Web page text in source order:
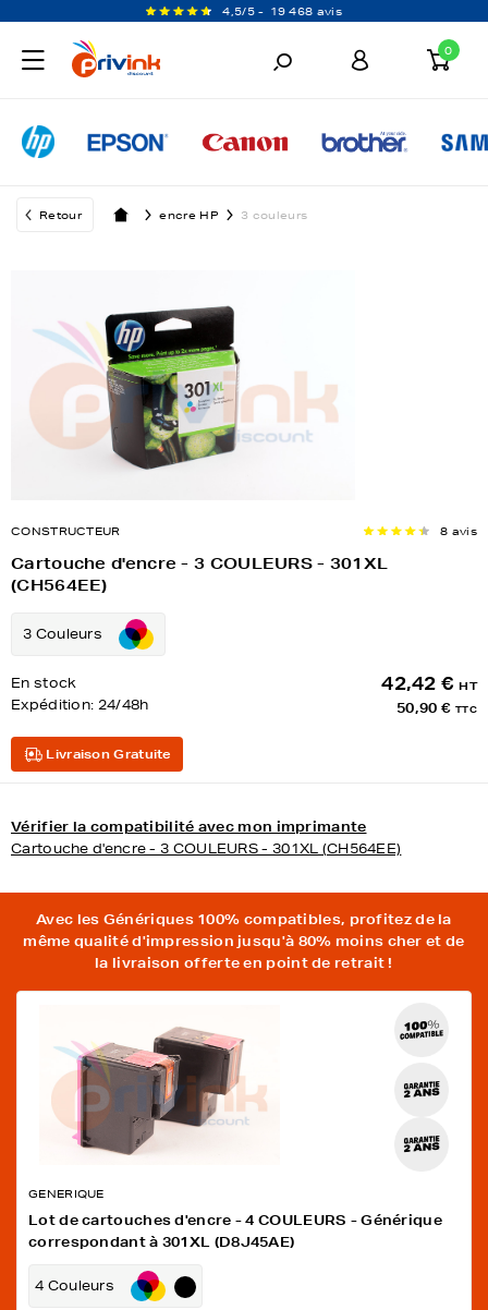
4,5/5 - 19 468 avis
0
Retour encre HP 3 couleurs
Avec les Génériques 100% compatibles, profitez de la
même qualité d'impression jusqu'à 80% moins cher et de
la livraison offerte en point de retrait !
GENERIQUE
Lot de cartouches d'encre - 4 COULEURS - Générique
correspondant à 301XL (D8J45AE)
4 Couleurs
CONSTRUCTEUR 8 avis
Cartouche d'encre - 3 COULEURS - 301XL
(CH564EE)
3 Couleurs
En stock
Expédition: 24/48h
42,42 € HT
50,90 € TTC
Livraison Gratuite
Vérifier la compatibilité avec mon imprimante
Cartouche d'encre - 3 COULEURS - 301XL (CH564EE)